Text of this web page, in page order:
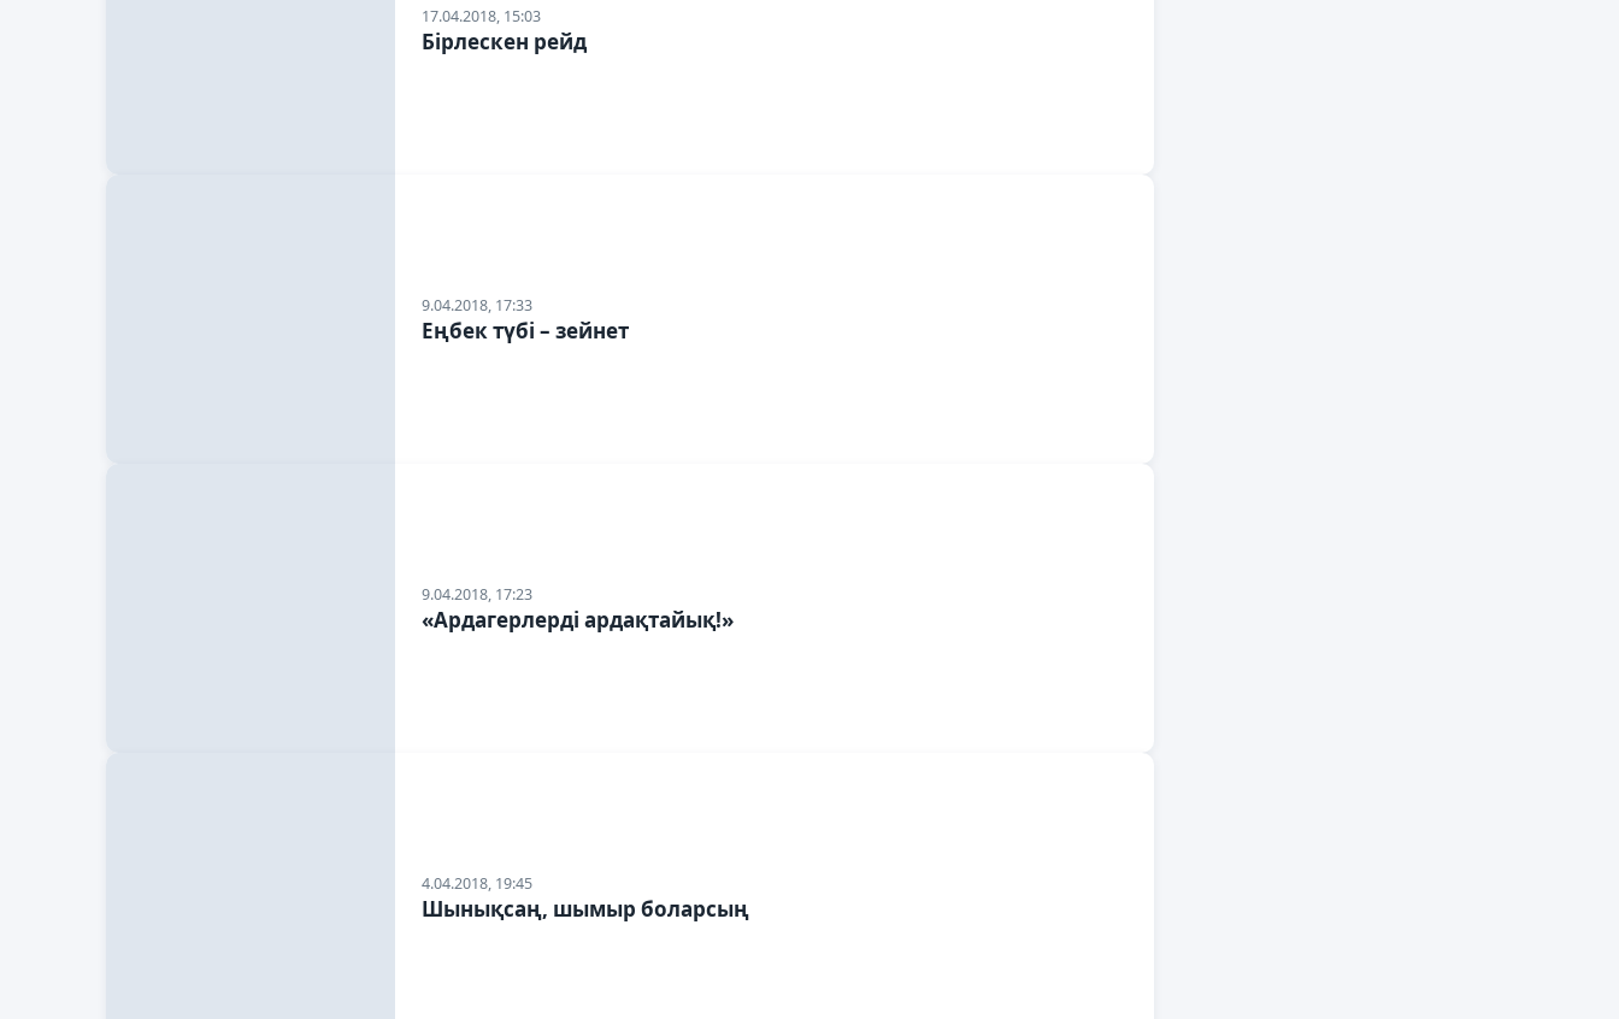
17.04.2018, 15:03
Бірлескен рейд
9.04.2018, 17:33
Еңбек түбі – зейнет
9.04.2018, 17:23
«Ардагерлерді ардақтайық!»
4.04.2018, 19:45
Шынықсаң, шымыр боларсың